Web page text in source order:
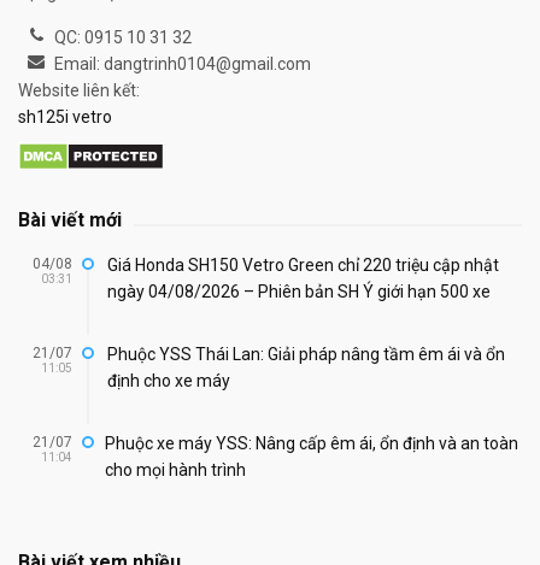
QC: 0915 10 31 32
Email: dangtrinh0104@gmail.com
Website liên kết:
sh125i vetro
Bài viết mới
04/08
03:31
Giá Honda SH150 Vetro Green chỉ 220 triệu cập nhật
ngày 04/08/2026 – Phiên bản SH Ý giới hạn 500 xe
21/07
11:05
Phuộc YSS Thái Lan: Giải pháp nâng tầm êm ái và ổn
định cho xe máy
21/07
11:04
Phuộc xe máy YSS: Nâng cấp êm ái, ổn định và an toàn
cho mọi hành trình